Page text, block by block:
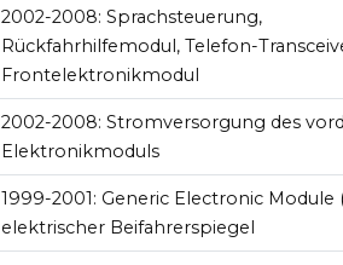
2002-2008: Sprachsteuerung,
Rückfahrhilfemodul, Telefon-
Frontelektronikmodul
2002-2008: Stromversorgung des
Elektronikmoduls
1999-2001: Generic Electronic Module
elektrischer Beifahrerspiegel